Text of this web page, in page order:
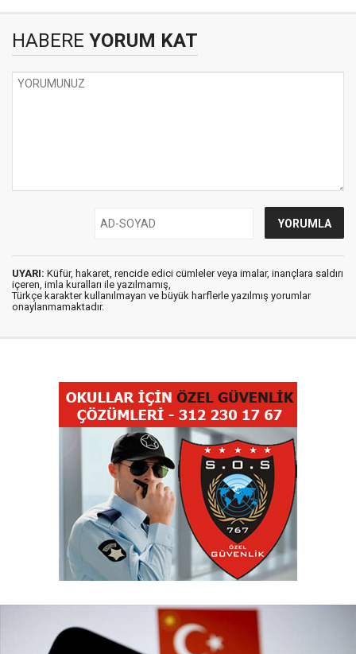
HABERE YORUM KAT
UYARI: Küfür, hakaret, rencide edici cümleler veya imalar, inançlara saldırı
içeren, imla kuralları ile yazılmamış,
Türkçe karakter kullanılmayan ve büyük harflerle yazılmış yorumlar
onaylanmamaktadır.